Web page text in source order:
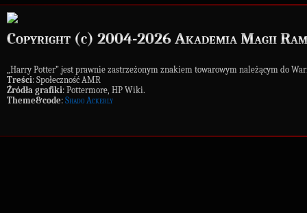
Copyright (c) 2004-2026 Akademia Magii
„Harry Potter” jest prawnie zastrzeżonym znakiem towarowym należącym do
Treści: Społeczność AMR
Źródła grafiki: Pottermore, HP Wiki.
Theme&code: Shado Ackerly